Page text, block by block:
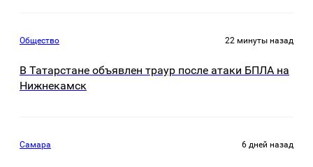
Общество 22 минуты назад
В Татарстане объявлен траур после атаки БПЛА на
Нижнекамск
Самара 6 дней назад